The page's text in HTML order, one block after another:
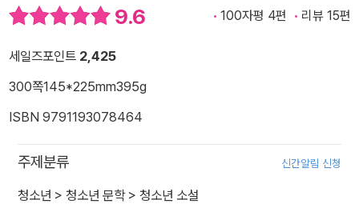
9.6 100자평 4편 리뷰 15편
세일즈포인트 2,425
300쪽145*225mm395g
ISBN 9791193078464
주제분류 신간알림 신청
청소년 > 청소년 문학> 청소년 소설